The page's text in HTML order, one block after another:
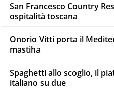
San Francesco Country
ospitalità toscana
Onorio Vitti porta il
mastiha
Spaghetti allo scoglio, il
italiano su due